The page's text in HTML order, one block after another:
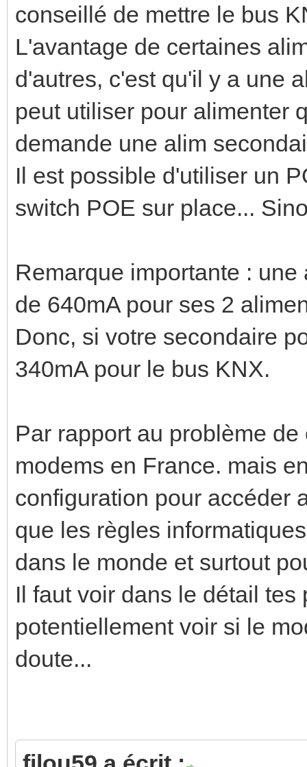
conseillé de mettre le bus
L'avantage de certaines
d'autres, c'est qu'il y a une
peut utiliser pour alimenter
demande une alim
Il est possible d'utiliser un
switch POE sur place...
Remarque importante :
de 640mA pour ses 2
Donc, si votre secondaire
340mA pour le bus KNX.
Par rapport au problème
modems en France. mais
configuration pour accéder
que les règles
dans le monde et surtout
Il faut voir dans le détail
potentiellement voir si le
doute...